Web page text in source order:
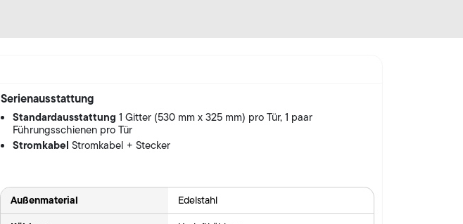
Serienausstattung
Standardausstattung1 Gitter (530 mm x 325 mm) pro Tür, 1 paar
Führungsschienen pro Tür
StromkabelStromkabel + Stecker
Außenmaterial Edelstahl